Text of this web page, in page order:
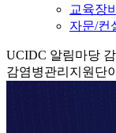
교육장
자문/컨
UCIDC 알림마당
감염병관리지원단